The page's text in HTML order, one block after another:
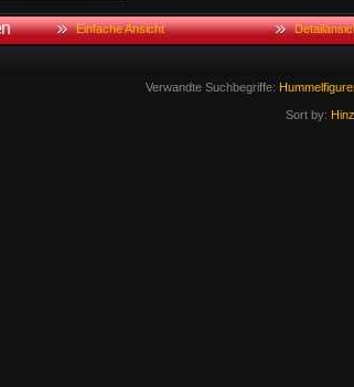
Einfache Ansicht
Verwandte Suchbegriffe:
Sort by: